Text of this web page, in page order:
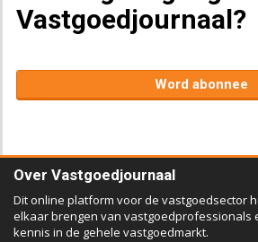
Vastgoedjournaal?
Word abonnee
Over Vastgoedjournaal
Dit online platform voor de vastgoedsector
elkaar brengen van vastgoedprofessionals
kennis in de gehele vastgoedmarkt.